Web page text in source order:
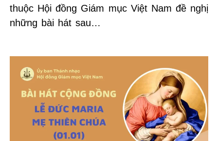
thuộc Hội đồng Giám mục Việt Nam đề nghị
những bài hát sau…